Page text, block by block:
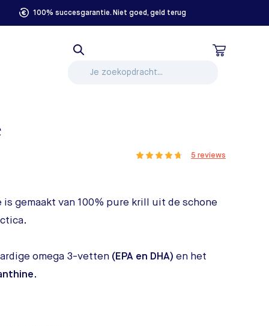
100% succesgarantie. Niet goed, geld terug
5 reviews
gemaakt van 100% pure krill uit de schone
omega 3-vetten (EPA en DHA) en het
.